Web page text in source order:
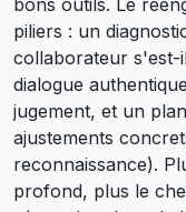
piliers : un
collaborateur s'est-
dialogue
jugement, et un
ajustements
reconnaissance).
profond, plus le